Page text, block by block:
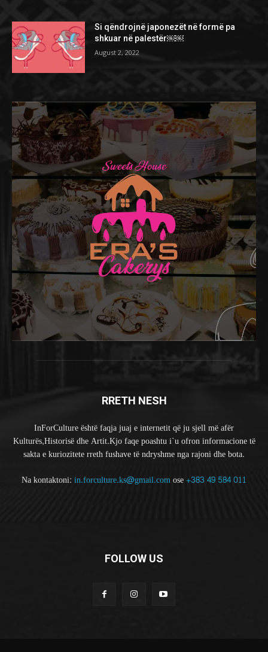
Si qëndrojnë japonezët në formë pa
shkuar në palestër￼￼
August 2, 2022
RRETH NESH
InForCulture është faqja juaj e internetit që ju sjell më afër
Kulturës,Historisë dhe Artit.Kjo faqe poashtu i`u ofron informacione të
sakta e kuriozitete rreth fushave të ndryshme nga rajoni dhe bota.
Na kontaktoni: in.forculture.ks@gmail.comose+383 49 584 011
FOLLOW US